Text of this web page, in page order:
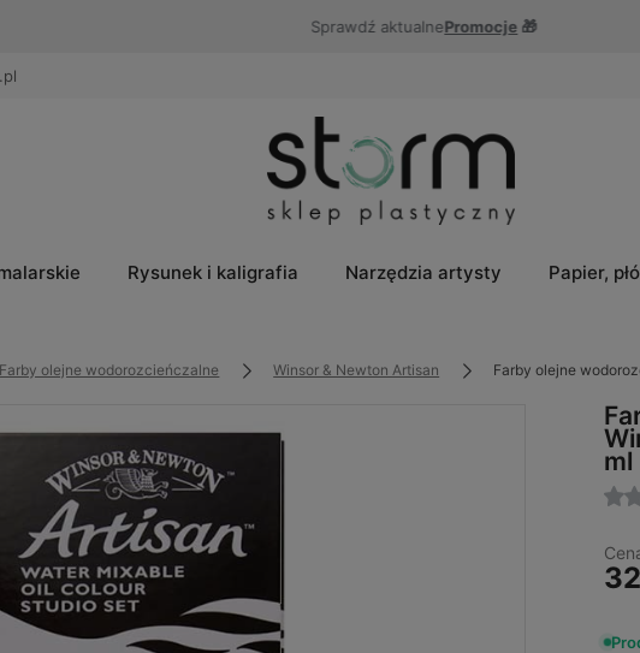
Sprawdź aktualnePromocje🎁
Rysunek i kaligrafia Narzędzia artysty Papier,
Farby olejne wodorozcieńczalne Winsor & Newton Artisan Farby olejne
ml